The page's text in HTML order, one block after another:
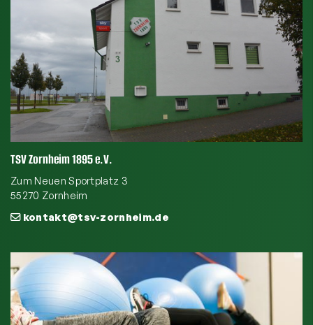
TSV Zornheim 1895 e.V.
Zum Neuen Sportplatz 3
55270 Zornheim
kontakt@tsv-zornheim.de